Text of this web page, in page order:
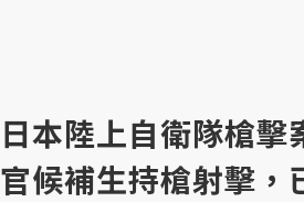
日本陸上自衛隊槍
官候補生持槍射擊，